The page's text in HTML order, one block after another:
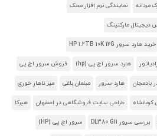
مردانه نمایندگی نرم افزار محک
دیجیتال مارکتینگ
خرید هارد سرور HP 1.2TB 10K 12G
هارد سرور اچ پی (hp) فروش سرور اچ پی
بادمجان هارد سرور مبلمان باغی میز ناهار خوری
کرمانشاه طراحی سایت فروشگاهی در اصفهان هیرکا
بررسی سرور DL380 G11 سرور اچ پی (HP)